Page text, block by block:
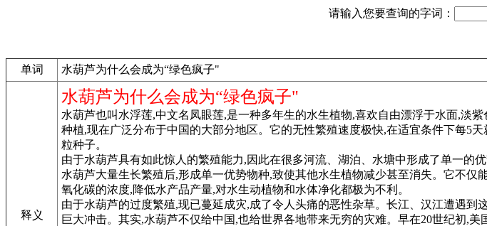
请输入您要查询的字词：
单词 水葫芦为什么会成为“绿色疯子"
释义
水葫芦为什么会成为“绿色疯子"
水葫芦也叫水浮莲,中文名凤眼莲,是一种多年生的水生植物,喜欢自由漂浮于水面,淡
种植,现在广泛分布于中国的大部分地区。它的无性繁殖速度极快,在适宜条件下每5
粒种子。
由于水葫芦具有如此惊人的繁殖能力,因此在很多河流、湖泊、水塘中形成了单一的
水葫芦大量生长繁殖后,形成单一优势物种,致使其他水生植物减少甚至消失。它不
氧化碳的浓度,降低水产品产量,对水生动植物和水体净化都极为不利。
由于水葫芦的过度繁殖,现已蔓延成灾,成了令人头痛的恶性杂草。长江、汉江遭遇
巨大冲击。其实,水葫芦不仅给中国,也给世界各地带来无穷的灾难。早在20世纪初,